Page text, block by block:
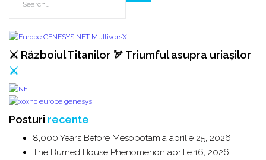
⚔️ Războiul Titanilor 🏹 Triumful asupra uriașilor
⚔️
Posturi recente
8,000 Years Before Mesopotamia aprilie 25, 2026
The Burned House Phenomenon aprilie 16, 2026